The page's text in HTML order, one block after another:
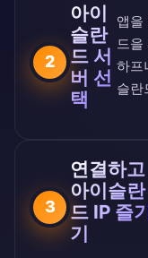
2
아이
슬란
드 서
버 선
택
앱을
드을
하프
슬란
3
연결하고
아이슬란
드 IP 즐기
기